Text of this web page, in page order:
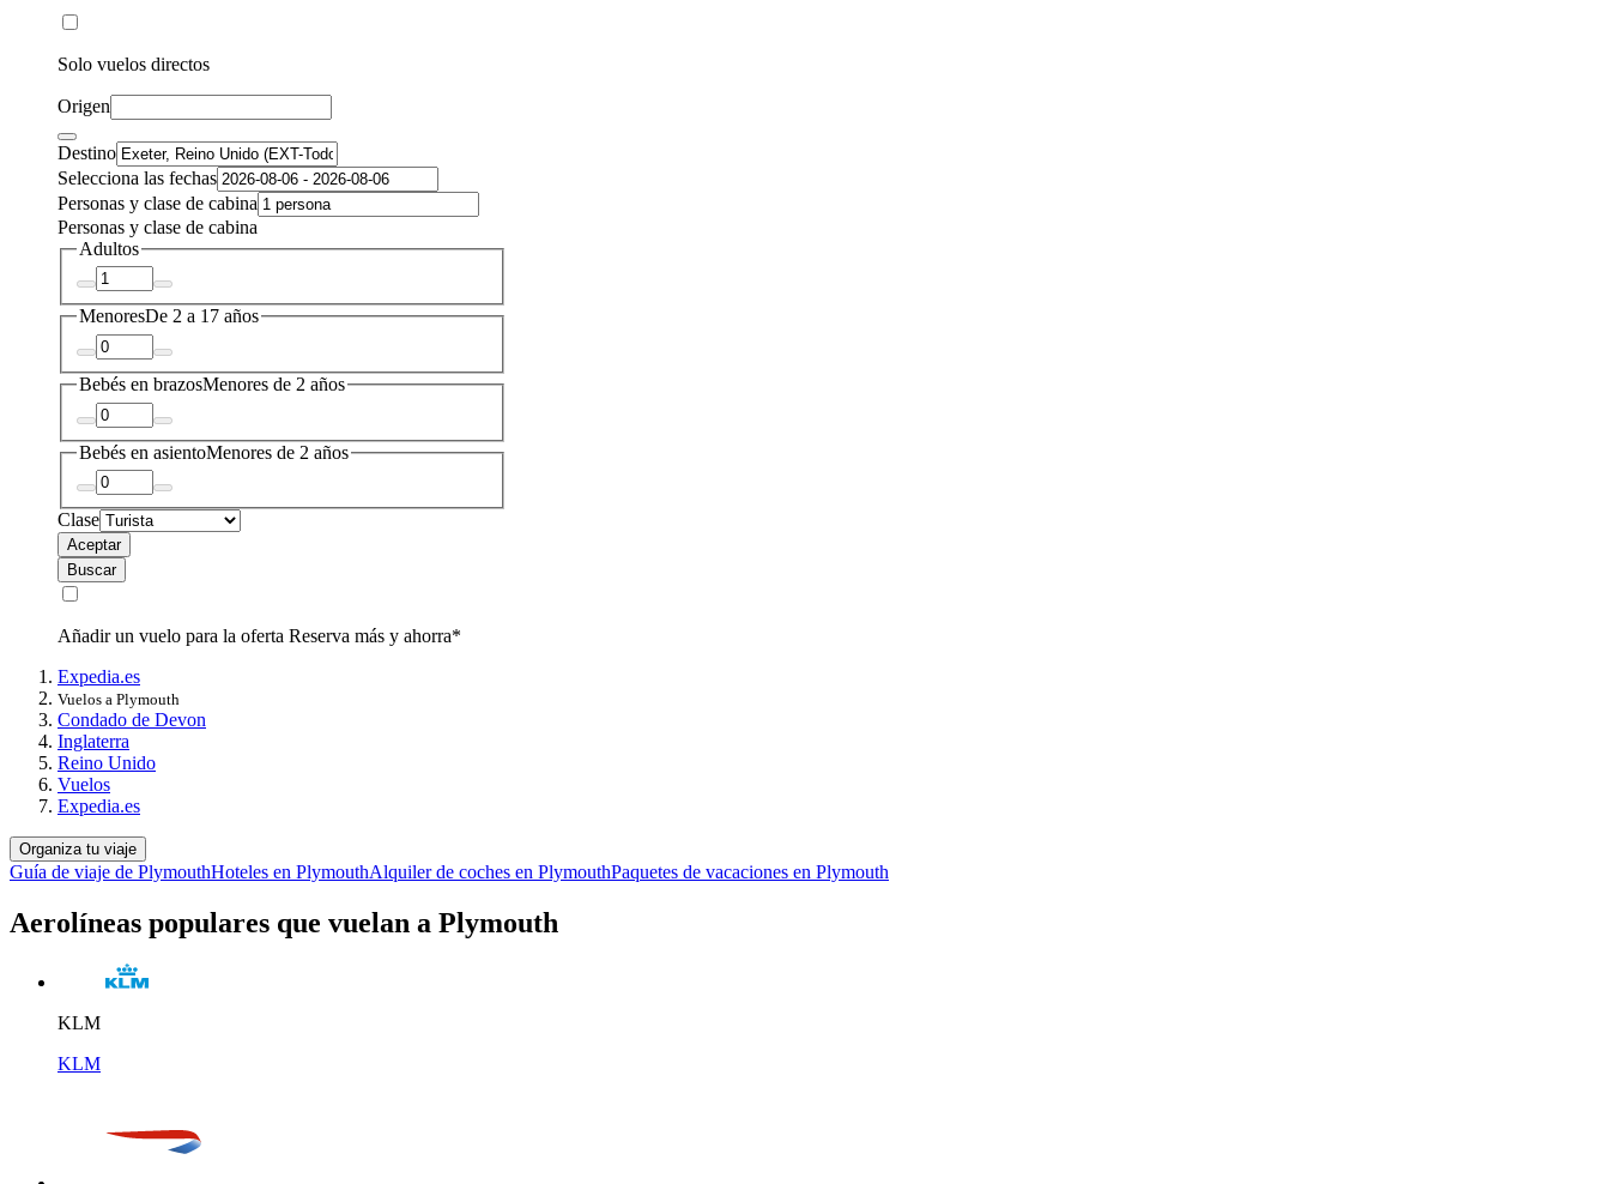
Solo vuelos directos
Origen
Destino
Selecciona las fechas
Personas y clase de cabina
Personas y clase de cabina
Adultos
MenoresDe 2 a 17 años
Bebés en brazosMenores de 2 años
Bebés en asientoMenores de 2 años
Clase
Aceptar
Buscar
Añadir un vuelo para la oferta Reserva más y ahorra*
Expedia.es
Vuelos a Plymouth
Condado de Devon
Inglaterra
Reino Unido
Vuelos
Expedia.es
Organiza tu viaje
Guía de viaje de PlymouthHoteles en PlymouthAlquiler de coches en PlymouthPaquetes de vacaciones en Plymouth
Aerolíneas populares que vuelan a Plymouth
KLM
KLM